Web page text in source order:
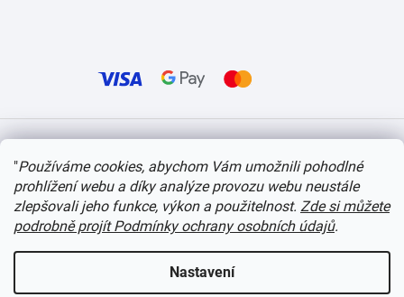
"Používáme cookies, abychom Vám umožnili pohodlné
prohlížení webu a díky analýze provozu webu neustále
zlepšovali jeho funkce, výkon a použitelnost. Zde si můžete
podrobně projít Podmínky ochrany osobních údajů.
Nastavení
Copyright 2026 itvlaky.cz . Všechna práva vyhrazena. Upravit nastavení cookies